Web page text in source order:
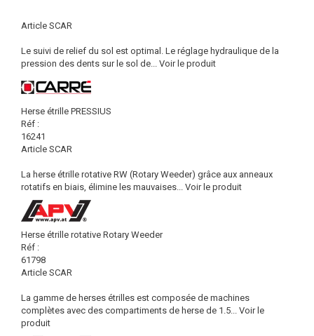
Article SCAR
Le suivi de relief du sol est optimal. Le réglage hydraulique de la
pression des dents sur le sol de... Voir le produit
Herse étrille PRESSIUS
Réf :
16241
Article SCAR
La herse étrille rotative RW (Rotary Weeder) grâce aux anneaux
rotatifs en biais, élimine les mauvaises... Voir le produit
Herse étrille rotative Rotary Weeder
Réf :
61798
Article SCAR
La gamme de herses étrilles est composée de machines
complètes avec des compartiments de herse de 1.5... Voir le
produit